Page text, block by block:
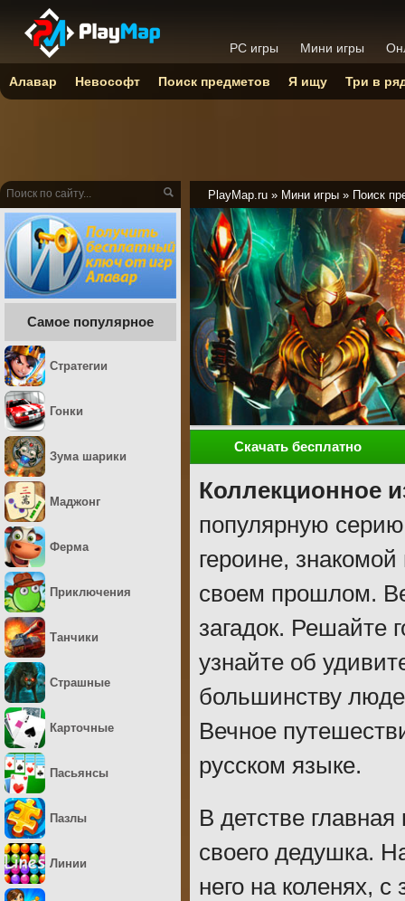
PlayMap.ru » Мини игры » Поиск
Скачать бесплатно
Коллекционное
популярную
героине,
своем прошлом.
загадок. Решайте
узнайте об
большинству
Вечное
русском языке.
В детстве
своего дедушка.
него на коленях,
Самое популярное
Стратегии
Гонки
Зума шарики
Маджонг
Ферма
Приключения
Танчики
Страшные
Карточные
Пасьянсы
Пазлы
Линии
PC игры Мини игры
Алавар Невософт Поиск предметов Я ищу Три в